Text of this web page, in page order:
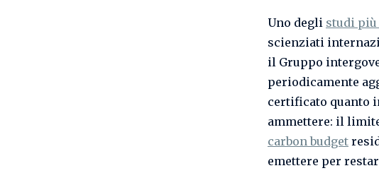
Uno degli studi
scienziati
il Gruppo
periodicamente
certificato quanto
ammettere: il
carbon budget
emettere per